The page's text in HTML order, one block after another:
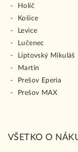
Holíč
Košice
Levice
Lučenec
Liptovský Mikuláš
Martin
Prešov Eperia
Prešov MAX
VŠETKO O